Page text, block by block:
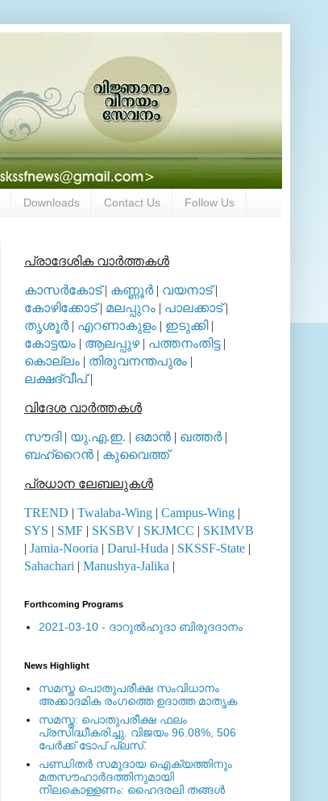
Downloads Contact Us Follow Us
പ്രാദേശിക വാര്‍ത്തകള്‍
കാസര്‍കോട്| കണ്ണൂര്‍| വയനാട്|
കോഴിക്കോട്| മലപ്പുറം | പാലക്കാട്|
തൃശൂര്‍| എറണാകുളം | ഇടുക്കി|
കോട്ടയം | ആലപ്പുഴ| പത്തനംതിട്ട|
കൊല്ലം | തിരുവനന്തപുരം |
ലക്ഷദ്വീപ്|
വിദേശ വാര്‍ത്തകള്‍
സൗദി| യു.എ.ഇ. | ഒമാന്‍ | ഖത്തര്‍|
ബഹ്റൈന്‍ | കുവൈത്ത്
പ്രധാന ലേബലുകള്‍
TREND | Twalaba-Wing | Campus-Wing |
SYS | SMF | SKSBV | SKJMCC | SKIMVB
| Jamia-Nooria | Darul-Huda | SKSSF-State |
Sahachari | Manushya-Jalika |
Forthcoming Programs
2021-03-10 - ദാറുല്‍ഹുദാ ബിരുദദാനം
News Highlight
സമസ്ത പൊതുപരീക്ഷ സംവിധാനം
അക്കാദമിക രംഗത്തെ ഉദാത്ത മാതൃക
സമസ്ത: പൊതുപരീക്ഷ ഫലം
പ്രസിദ്ധീകരിച്ചു. വിജയം 96.08%, 506
പേര്‍ക്ക് ടോപ് പ്ലസ്.
പണ്ഡിതര്‍ സമുദായ ഐക്യത്തിനും
മതസൗഹാര്‍ദത്തിനുമായി
നിലകൊള്ളണം: ഹൈദരലി തങ്ങള്‍